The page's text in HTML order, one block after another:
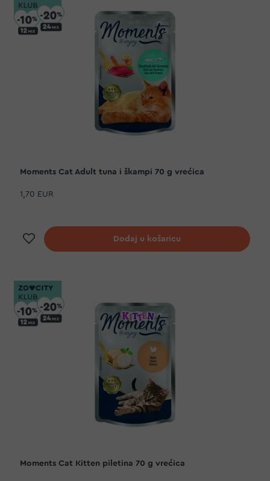
Moments Cat Adult tuna i škampi 70 g vrećica
1,70 EUR
Dodaj na listu želja
Dodaj u košaricu
Moments Cat Kitten piletina 70 g vrećica